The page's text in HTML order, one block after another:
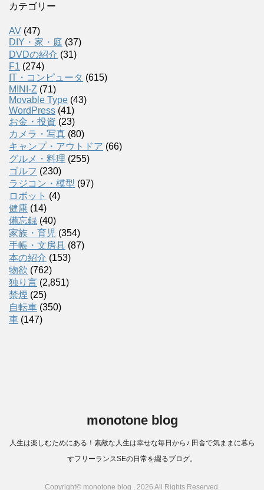
カテゴリー
AV (47)
DIY・家・庭 (37)
DVDの紹介 (31)
F1 (274)
IT・コンピュータ (615)
MINI-Z (71)
Movable Type (43)
WordPress (41)
お金・投資 (23)
カメラ・写真 (80)
キャンプ・アウトドア (66)
グルメ・料理 (255)
ゴルフ (230)
ラジコン・模型 (97)
ロボット (4)
健康 (14)
備忘録 (40)
家族・育児 (354)
手帳・文房具 (87)
本の紹介 (153)
物欲 (762)
独り言 (2,851)
禁煙 (25)
自転車 (350)
車 (147)
monotone blog
人生は楽しむためにある！素敵な人生は幸せな毎日から♪ 田舎で気ままに暮ら
すフリーランスSEの日常を綴るブログ。
Copyright© monotone blog , 2026 All Rights Reserved.